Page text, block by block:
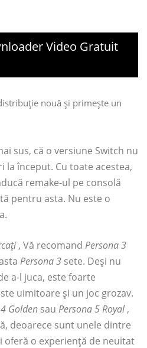
Video Gratuit
sus, că o versiune Switch nu
început. Cu toate acestea,
remake-ul pe consolă
pentru asta. Nu este o
, Vă recomand Persona 3
Persona 3 sete. Deși nu
a-l juca, este foarte
uimitoare și un joc grozav.
Golden sau Persona 5 Royal,
deoarece sunt unele dintre
oferă o experiență de neuitat